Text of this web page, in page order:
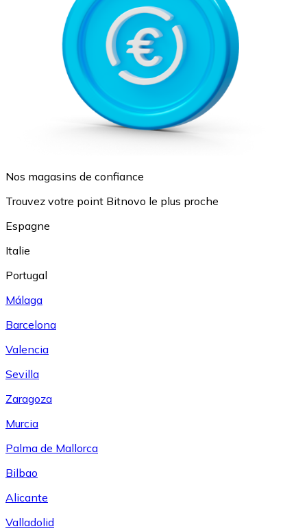
Nos magasins de confiance
Trouvez votre point Bitnovo le plus proche
Espagne
Italie
Portugal
Málaga
Barcelona
Valencia
Sevilla
Zaragoza
Murcia
Palma de Mallorca
Bilbao
Alicante
Valladolid